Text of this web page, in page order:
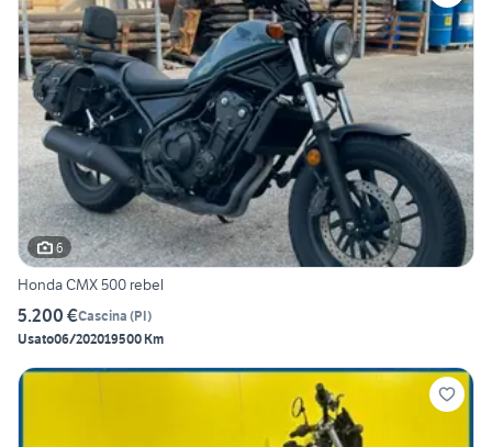
6
Honda CMX 500 rebel
5.200 €Cascina (PI)
Usato06/202019500 Km